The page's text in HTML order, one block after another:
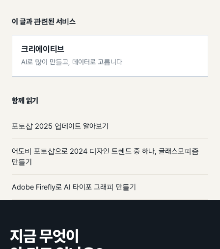
이 글과 관련된 서비스
크리에이티브
AI로 많이 만들고, 데이터로 고릅니다
함께 읽기
포토샵 2025 업데이트 알아보기
어도비 포토샵으로 2024 디자인 트렌드 중 하나, 글래스모피즘
만들기
Adobe Firefly로 AI 타이포 그래피 만들기
지금 무엇이